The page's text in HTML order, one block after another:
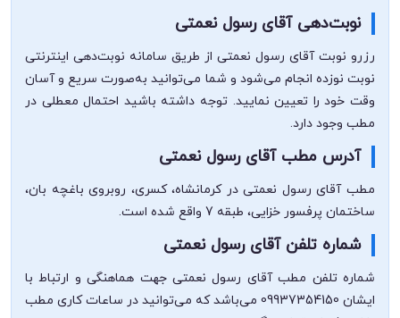
نوبت‌دهی آقای رسول نعمتی
رزرو نوبت آقای رسول نعمتی از طریق سامانه نوبت‌دهی اینترنتی
نوبت نوزده انجام می‌شود و شما می‌توانید به‌صورت سریع و آسان
وقت خود را تعیین نمایید. توجه داشته باشید احتمال معطلی در
مطب وجود دارد.
آدرس مطب آقای رسول نعمتی
مطب آقای رسول نعمتی در کرمانشاه، کسری، روبروی باغچه بان،
ساختمان پرفسور خزایی، طبقه 7 واقع شده است.
شماره تلفن آقای رسول نعمتی
شماره تلفن مطب آقای رسول نعمتی جهت هماهنگی و ارتباط با
ایشان 09937354150 می‌باشد که می‌توانید در ساعات کاری مطب